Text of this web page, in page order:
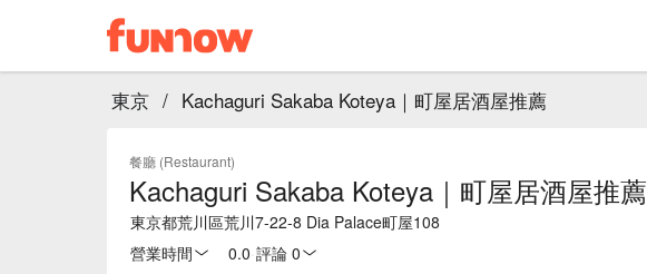
東京 / Kachaguri Sakaba Koteya｜町屋居酒屋推薦
餐廳 (Restaurant)
Kachaguri Sakaba Koteya｜町屋居酒屋推薦
東京都荒川區荒川7-22-8 Dia Palace町屋108
營業時間
0.0 評論 0